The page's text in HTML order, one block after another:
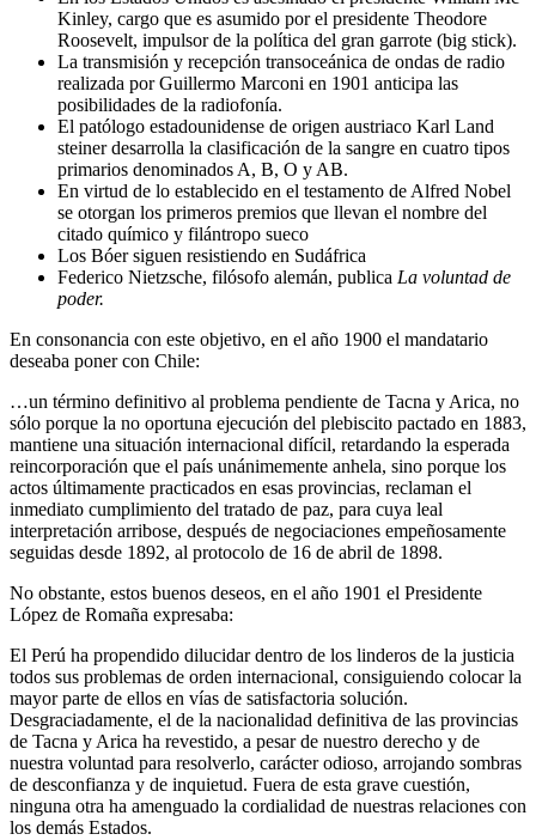
Kinley, cargo que es asumido por el presidente Theodore
Roosevelt, impulsor de la política del gran garrote (big stick).
La transmisión y recepción transoceánica de ondas de radio
realizada por Guillermo Marconi en 1901 anticipa las
posibilidades de la radiofonía.
El patólogo estadounidense de origen austriaco Karl Land
steiner desarrolla la clasificación de la sangre en cuatro tipos
primarios denominados A, B, O y AB.
En virtud de lo establecido en el testamento de Alfred Nobel
se otorgan los primeros premios que llevan el nombre del
citado químico y filántropo sueco
Los Bóer siguen resistiendo en Sudáfrica
Federico Nietzsche, filósofo alemán, publica La voluntad de
poder.
En consonancia con este objetivo, en el año 1900 el mandatario
deseaba poner con Chile:
…un término definitivo al problema pendiente de Tacna y Arica, no
sólo porque la no oportuna ejecución del plebiscito pactado en 1883,
mantiene una situación internacional difícil, retardando la esperada
reincorporación que el país unánimemente anhela, sino porque los
actos últimamente practicados en esas provincias, reclaman el
inmediato cumplimiento del tratado de paz, para cuya leal
interpretación arribose, después de negociaciones empeñosamente
seguidas desde 1892, al protocolo de 16 de abril de 1898.
No obstante, estos buenos deseos, en el año 1901 el Presidente
López de Romaña expresaba:
El Perú ha propendido dilucidar dentro de los linderos de la justicia
todos sus problemas de orden internacional, consiguiendo colocar la
mayor parte de ellos en vías de satisfactoria solución.
Desgraciadamente, el de la nacionalidad definitiva de las provincias
de Tacna y Arica ha revestido, a pesar de nuestro derecho y de
nuestra voluntad para resolverlo, carácter odioso, arrojando sombras
de desconfianza y de inquietud. Fuera de esta grave cuestión,
ninguna otra ha amenguado la cordialidad de nuestras relaciones con
los demás Estados.